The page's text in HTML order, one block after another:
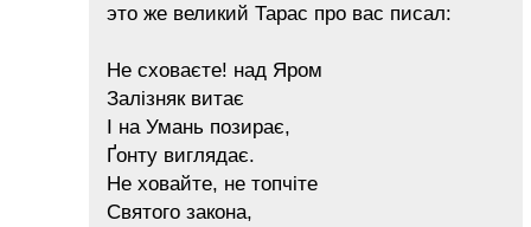
это же великий Тарас про вас писал:
Не сховаєте! над Яром
Залізняк витає
І на Умань позирає,
Ґонту виглядає.
Не ховайте, не топчіте
Святого закона,